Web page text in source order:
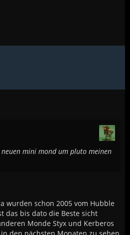
mini mond um pluto meinen
wurden schon 2005 vom Hubble
das bis dato die Beste sicht
Monde Styx und Kerberos